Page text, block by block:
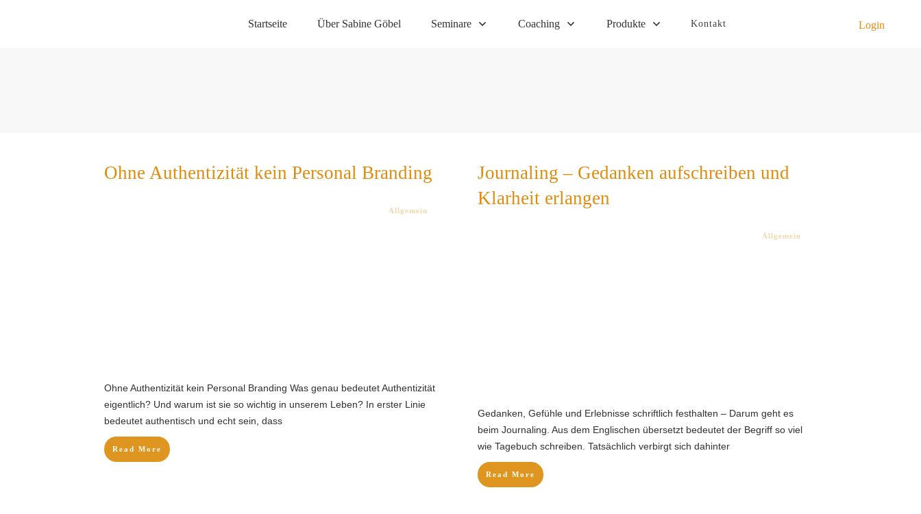
Startseite Über Sabine Göbel Seminare Coaching Produkte Kontakt Login
Ohne Authentizität kein Personal Branding
Allgemein
Ohne Authentizität kein Personal Branding Was genau bedeutet Authentizität
eigentlich? Und warum ist sie so wichtig in unserem Leben? In erster Linie
bedeutet authentisch und echt sein, dass
Read More
Journaling – Gedanken aufschreiben und
Klarheit erlangen
Allgemein
Gedanken, Gefühle und Erlebnisse schriftlich festhalten – Darum geht es
beim Journaling. Aus dem Englischen übersetzt bedeutet der Begriff so viel
wie Tagebuch schreiben. Tatsächlich verbirgt sich dahinter
Read More